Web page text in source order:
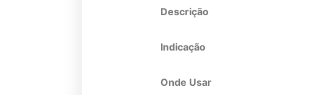
Descrição
Indicação
Onde Usar